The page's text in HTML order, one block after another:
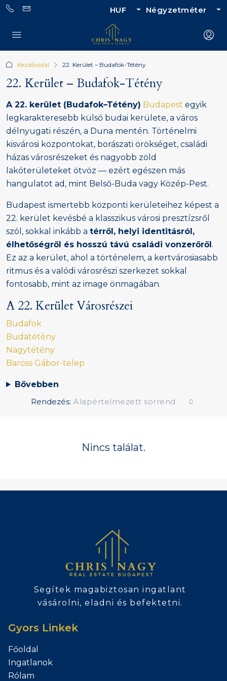
HUF Négyzetméter
Kezdőoldal 22. Kerület – Budafok-Tétény
22. Kerület – Budafok-Tétény
A 22. kerület (Budafok–Tétény) Budapest egyik
legkarakteresebb külső budai kerülete, a város
délnyugati részén, a Duna mentén. Történelmi
kisvárosi központokat, borászati örökséget, családi
házas városrészeket és nagyobb zöld
lakóterületeket ötvöz — ezért egészen más
hangulatot ad, mint Belső-Buda vagy Közép-Pest.
Budapest ismertebb központi kerületeihez képest a
22. kerület kevésbé a klasszikus városi presztízsről
szól, sokkal inkább a térről, helyi identitásról,
élhetőségről és hosszú távú családi vonzerőről.
Ez az a kerület, ahol a történelem, a kertvárosiasabb
ritmus és a valódi városrészi szerkezet sokkal
fontosabb, mint az image önmagában.
A 22. Kerület Városrészei
Budafok
Budatétény
Nagytétény
Baross Gábor-telep
Bővebben
Rendezés: Alapértelmezett sorrend
Nincs találat.
Segítek magabiztosan ingatlant
vásárolni, eladni és befektetni.
Gyors Linkek
Főoldal
Ingatlanok
Rólam